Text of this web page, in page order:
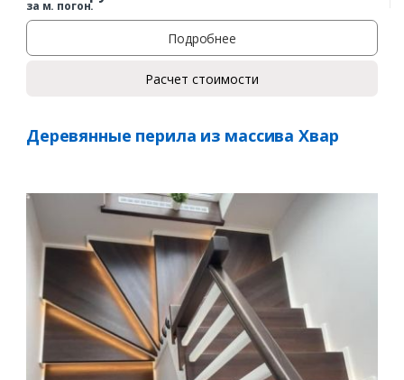
за м. погон.
Подробнее
Расчет стоимости
Деревянные перила из массива Хвар